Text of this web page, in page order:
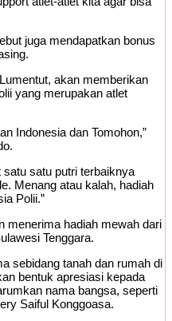
juga mendapatkan bonus
akan memberikan
yang merupakan atlet
Indonesia dan Tomohon,”
satu satu putri terbaiknya
Menang atau kalah, hadiah
Polii.”
menerima hadiah mewah dari
Tenggara.
sebidang tanah dan rumah di
bentuk apresiasi kepada
nama bangsa, seperti
Saiful Konggoasa.